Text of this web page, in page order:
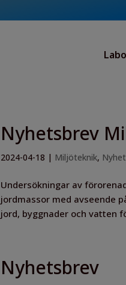
Nyhetsbrev
2024-04-18 | Miljöteknik,
Undersökningar av
jordmassor med avseende
jord, byggnader och vatten
Nyhetsbrev